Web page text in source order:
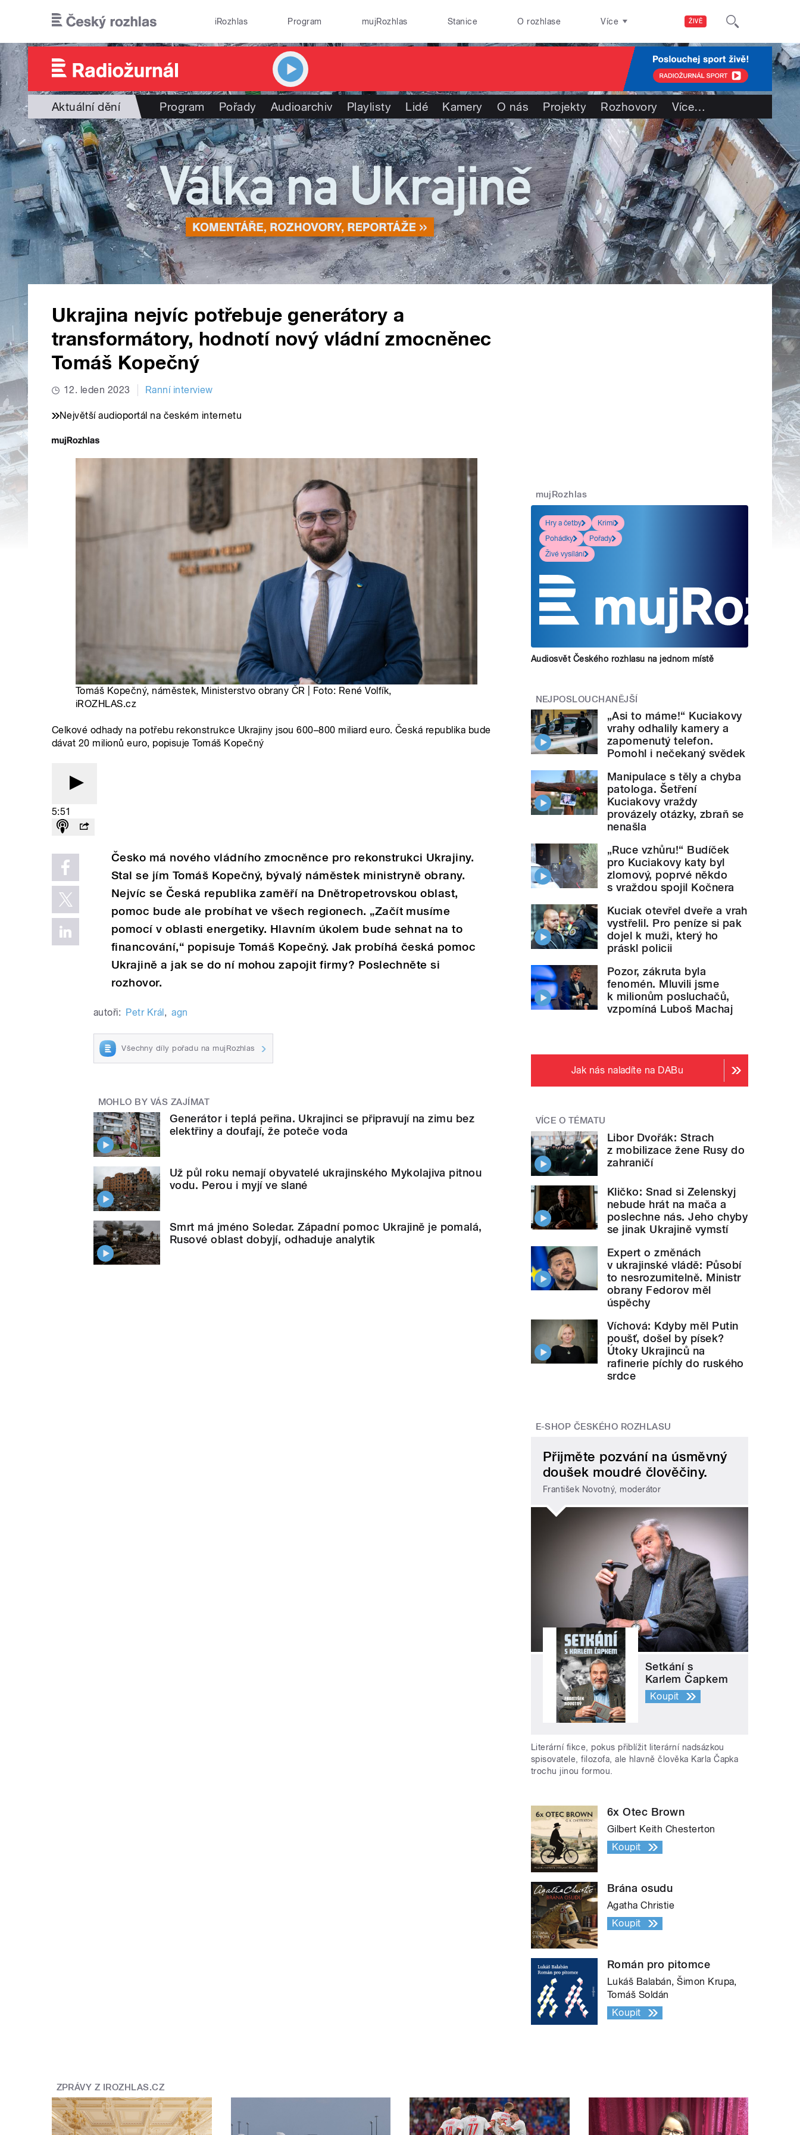
ŽIVĚ
iRozhlas Program mujRozhlas Stanice O rozhlase Více
Aktuální dění Program Pořady Audioarchiv Playlisty Lidé Kamery O nás Projekty Rozhovory Více…
Ukrajina nejvíc potřebuje generátory a
transformátory, hodnotí nový vládní zmocněnec
Tomáš Kopečný
12. leden 2023 Ranní interview
Největší audioportál na českém internetu
Tomáš Kopečný, náměstek, Ministerstvo obrany ČR | Foto: René Volfík,
iROZHLAS.cz
Celkové odhady na potřebu rekonstrukce Ukrajiny jsou 600–800 miliard euro. Česká republika bude
dávat 20 milionů euro, popisuje Tomáš Kopečný
5:51
Česko má nového vládního zmocněnce pro rekonstrukci Ukrajiny.
Stal se jím Tomáš Kopečný, bývalý náměstek ministryně obrany.
Nejvíc se Česká republika zaměří na Dnětropetrovskou oblast,
pomoc bude ale probíhat ve všech regionech. „Začít musíme
pomocí v oblasti energetiky. Hlavním úkolem bude sehnat na to
financování,“ popisuje Tomáš Kopečný. Jak probíhá česká pomoc
Ukrajině a jak se do ní mohou zapojit firmy? Poslechněte si
rozhovor.
autoři: Petr Král, agn
Všechny díly pořadu na mujRozhlas
MOHLO BY VÁS ZAJÍMAT
Generátor i teplá peřina. Ukrajinci se připravují na zimu bez
elektřiny a doufají, že poteče voda
Už půl roku nemají obyvatelé ukrajinského Mykolajiva pitnou
vodu. Perou i myjí ve slané
Smrt má jméno Soledar. Západní pomoc Ukrajině je pomalá,
Rusové oblast dobyjí, odhaduje analytik
mujRozhlas
Hry a četby
Krimi
Pohádky
Pořady
Živé vysílání
Audiosvět Českého rozhlasu na jednom místě
NEJPOSLOUCHANĚJŠÍ
„Asi to máme!“ Kuciakovy
vrahy odhalily kamery a
zapomenutý telefon.
Pomohl i nečekaný svědek
Manipulace s těly a chyba
patologa. Šetření
Kuciakovy vraždy
provázely otázky, zbraň se
nenašla
„Ruce vzhůru!“ Budíček
pro Kuciakovy katy byl
zlomový, poprvé někdo
s vraždou spojil Kočnera
Kuciak otevřel dveře a vrah
vystřelil. Pro peníze si pak
dojel k muži, který ho
práskl policii
Pozor, zákruta byla
fenomén. Mluvili jsme
k milionům posluchačů,
vzpomíná Luboš Machaj
Jak nás naladíte na DABu
VÍCE O TÉMATU
Libor Dvořák: Strach
z mobilizace žene Rusy do
zahraničí
Kličko: Snad si Zelenskyj
nebude hrát na mača a
poslechne nás. Jeho chyby
se jinak Ukrajině vymstí
Expert o změnách
v ukrajinské vládě: Působí
to nesrozumitelně. Ministr
obrany Fedorov měl
úspěchy
Víchová: Kdyby měl Putin
poušť, došel by písek?
Útoky Ukrajinců na
rafinerie píchly do ruského
srdce
E-SHOP ČESKÉHO ROZHLASU
Přijměte pozvání na úsměvný
doušek moudré člověčiny.
František Novotný, moderátor
Setkání s
Karlem Čapkem
Koupit
Literární fikce, pokus přiblížit literární nadsázkou
spisovatele, filozofa, ale hlavně člověka Karla Čapka
trochu jinou formou.
6x Otec Brown
Gilbert Keith Chesterton
Koupit
Brána osudu
Agatha Christie
Koupit
Román pro pitomce
Lukáš Balabán, Šimon Krupa,
Tomáš Soldán
Koupit
ZPRÁVY Z IROZHLAS.CZ